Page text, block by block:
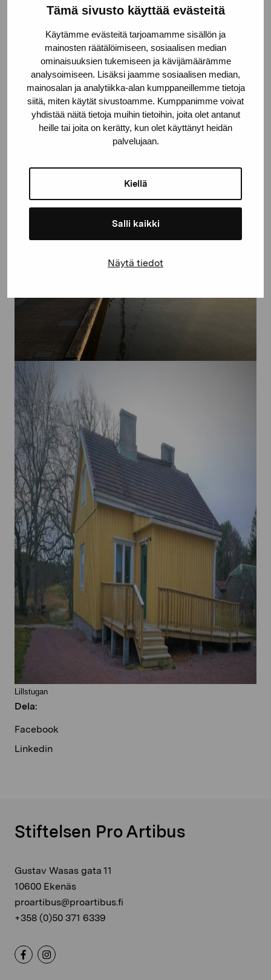
Tämä sivusto käyttää evästeitä
Käytämme evästeitä tarjoamamme sisällön ja
mainosten räätälöimiseen, sosiaalisen median
ominaisuuksien tukemiseen ja kävijämäärämme
analysoimiseen. Lisäksi jaamme sosiaalisen median,
mainosalan ja analytiikka-alan kumppaneillemme tietoja
siitä, miten käytät sivustoamme. Kumppanimme voivat
yhdistää näitä tietoja muihin tietoihin, joita olet antanut
heille tai joita on kerätty, kun olet käyttänyt heidän
palvelujaan.
Kiellä
Salli kaikki
Näytä tiedot
Dela:
Facebook
Linkedin
Lillstugan
Stiftelsen Pro Artibus
Gustav Wasas gata 11
10600 Ekenäs
proartibus@proartibus.fi
+358 (0)50 371 6339